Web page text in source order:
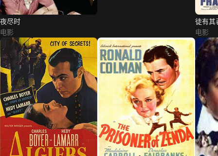
夜尽时
电影
徒有其
电影